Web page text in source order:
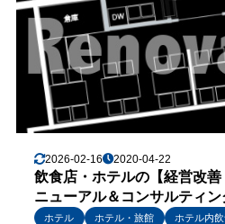
2026-02-16 2020-04-22
飲食店・ホテルの【経営改
ニューアル＆コンサルティン
ホテル ホテル・旅館 ホテル内